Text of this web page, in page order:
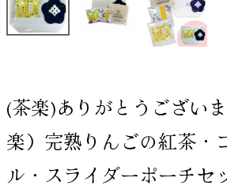
(茶楽)ありがとうござい
楽）完熟りんごの紅茶・
ル・スライダーポーチセ